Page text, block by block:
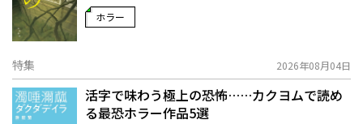
ホラー
特集 2026年08月04日
活字で味わう極上の恐怖……カクヨムで読め
る最恐ホラー作品5選